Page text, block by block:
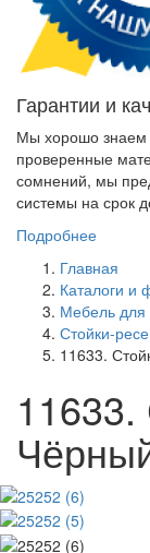
Гарантии и
Мы хорошо знаем
проверенные
сомнений, мы
системы на срок
Подробнее
Главная
Каталоги и
Мебель для
Стойки-
11633.